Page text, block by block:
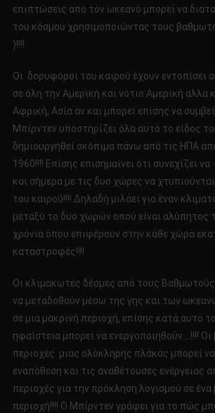
επιπτώσεις από τον ωκεανό μπορεί να
του κόσμου χρησιμοποιώντας τους
)!!!!
Οι δορυφόροι του καιρού έχουν εντοπίσει
σε όλη την Αμερική και νότιο Αμερική αλλα
Αφρική, Ασία αν και μπορεί επίσης να
Μπίρντεν υποστηρίζει όλα αυτό το είδος
δημιουργηθεί σκόπιμα πάνω από τις ΗΠΑ
1960!!!! Επίσης επισημαίνει ότι συνεχίζει να
και σήμερα με τις δυο χώρες να
του καιρού!!!! Δηλαδή μιλάει για έναν
μεταξύ το δυο χωρών οπού είναι αλύπητος
χρόνια όπου επιφέρουν στην κάθε χώρα
καταστροφές!!!!
Οι κλιμακωτές δέσμες από τους
να μεταδοθούν μέσω της γης και των
σε μια μακρινή περιοχή, επίσης κατά αυτό
ηφαίστεια μπορεί να ενεργοποιηθούν….!!!!
περιοχές μιας ολόκληρης πλάκας μπορεί να
εναπόθεση και τις αναθέτουσες ενέργειας
περιοχές για την πρόκληση λογισμού σε ένα
περιοχή!!!! Ο Μπίρντεν γράφει για το πώς